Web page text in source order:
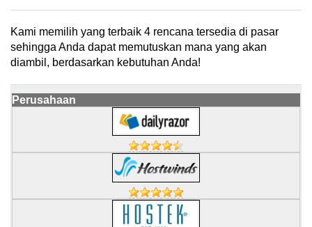
Kami memilih yang terbaik 4 rencana tersedia di pasar
sehingga Anda dapat memutuskan mana yang akan
diambil, berdasarkan kebutuhan Anda!
Perusahaan